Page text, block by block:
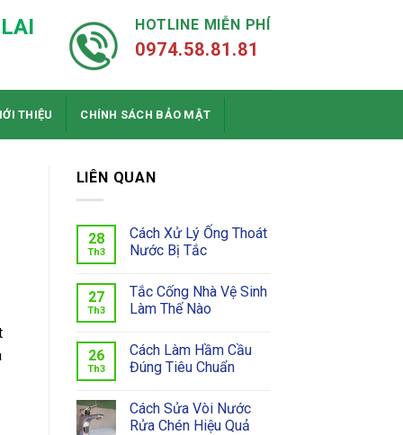
HOTLINE MIỄN PHÍ
0974.58.81.81
THIỆU CHÍNH SÁCH BẢO MẬT
LIÊN QUAN
28
Th3
Cách Xử Lý Ống Thoát
Nước Bị Tắc
27
Th3
Tắc Cống Nhà Vệ Sinh
Làm Thế Nào
26
Th3
Cách Làm Hầm Cầu
Đúng Tiêu Chuẩn
Cách Sửa Vòi Nước
Rửa Chén Hiệu Quả